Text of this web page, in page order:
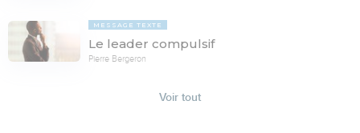
MESSAGE TEXTE
Le leader compulsif
Pierre Bergeron
Voir tout